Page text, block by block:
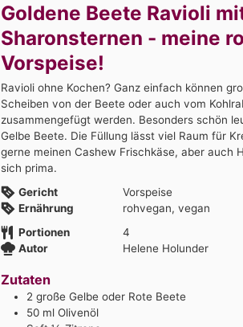
Goldene Beete Ravioli
Sharonsternen - meine
Vorspeise!
Ravioli ohne Kochen? Ganz einfach können
Scheiben von der Beete oder auch vom
zusammengefügt werden. Besonders schön
Gelbe Beete. Die Füllung lässt viel Raum für
gerne meinen Cashew Frischkäse, aber auch
sich prima.
Gericht
Vorspeise
Ernährung
rohvegan, vegan
Portionen
4
Autor
Helene Holunder
Zutaten
2 große Gelbe oder Rote Beete
50 ml Olivenöl